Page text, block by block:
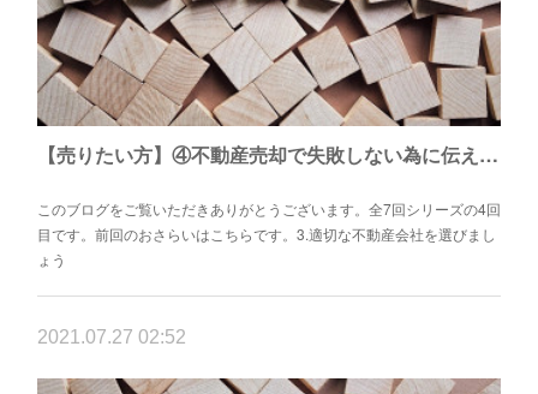
【売りたい方】④不動産売却で失敗しない為に伝えたい7つこと
このブログをご覧いただきありがとうございます。全7回シリーズの4回
目です。前回のおさらいはこちらです。3.適切な不動産会社を選びまし
ょう
2021.07.27 02:52